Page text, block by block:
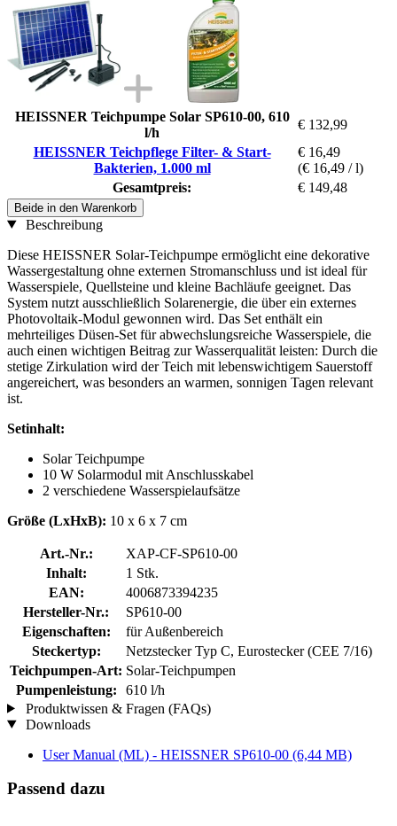
HEISSNER Teichpumpe Solar SP610-00, 610
l/h
€ 132,99
HEISSNER Teichpflege Filter- & Start-
Bakterien, 1.000 ml
€ 16,49
(€ 16,49 / l)
Gesamtpreis:
€ 149,48
Beide in den Warenkorb
Beschreibung
Diese HEISSNER Solar-Teichpumpe ermöglicht eine dekorative
Wassergestaltung ohne externen Stromanschluss und ist ideal für
Wasserspiele, Quellsteine und kleine Bachläufe geeignet. Das
System nutzt ausschließlich Solarenergie, die über ein externes
Photovoltaik-Modul gewonnen wird. Das Set enthält ein
mehrteiliges Düsen-Set für abwechslungsreiche Wasserspiele, die
auch einen wichtigen Beitrag zur Wasserqualität leisten: Durch die
stetige Zirkulation wird der Teich mit lebenswichtigem Sauerstoff
angereichert, was besonders an warmen, sonnigen Tagen relevant
ist.
Setinhalt:
Solar Teichpumpe
10 W Solarmodul mit Anschlusskabel
2 verschiedene Wasserspielaufsätze
Größe (LxHxB): 10 x 6 x 7 cm
Art.-Nr.:
XAP-CF-SP610-00
Inhalt:
1 Stk.
EAN:
4006873394235
Hersteller-Nr.:
SP610-00
Eigenschaften:
für Außenbereich
Steckertyp:
Netzstecker Typ C, Eurostecker (CEE 7/16)
Teichpumpen-Art: Solar-Teichpumpen
Pumpenleistung:
610 l/h
Produktwissen & Fragen (FAQs)
Downloads
User Manual (ML) - HEISSNER SP610-00 (6,44 MB)
Passend dazu